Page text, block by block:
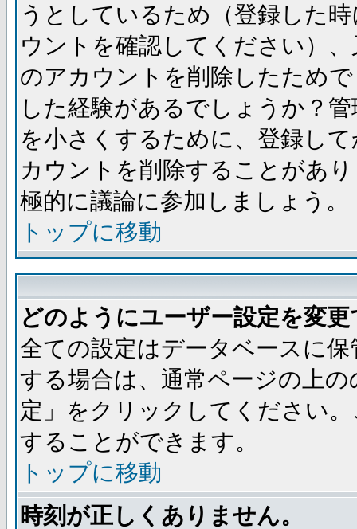
うとしているため（登録した
ウントを確認してください）
のアカウントを削除したため
した経験があるでしょうか？
を小さくするために、登録し
カウントを削除することがあ
極的に議論に参加しましょう。
トップに移動
どのようにユーザー設定を変
全ての設定はデータベースに
する場合は、通常ページの上
定」をクリックしてください
することができます。
トップに移動
時刻が正しくありません。